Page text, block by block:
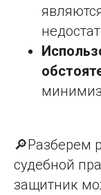
🔎Разберем
судебной
защитник